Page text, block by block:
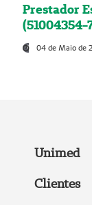
Prestador
(51004354-
04 de Maio de
Unimed
Clientes